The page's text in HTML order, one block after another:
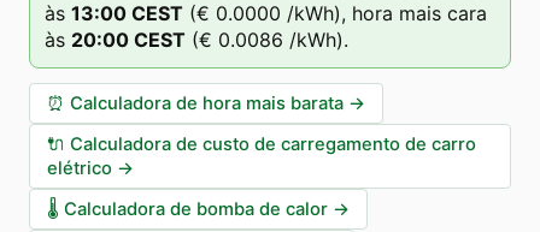
às 13:00 CEST (€ 0.0000 /kWh), hora mais cara
às 20:00 CEST (€ 0.0086 /kWh).
⏰ Calculadora de hora mais barata →
🔌 Calculadora de custo de carregamento de carro
elétrico →
🌡️ Calculadora de bomba de calor →